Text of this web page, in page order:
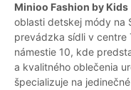
Minioo Fashion by Kids
oblasti detskej módy na
prevádzka sídli v centre
námestie 10, kde
a kvalitného oblečenia
špecializuje na